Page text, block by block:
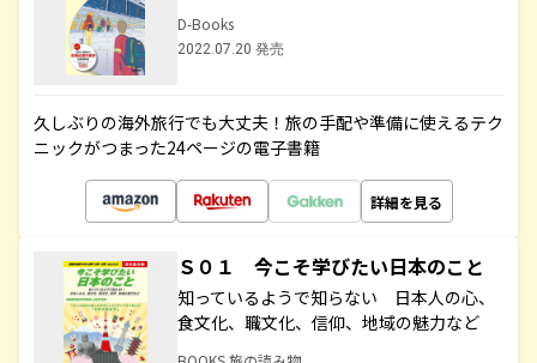
D-Books
2022.07.20 発売
久しぶりの海外旅行でも大丈夫！旅の手配や準備に使えるテク
ニックがつまった24ページの電子書籍
詳細を見る
Ｓ０１ 今こそ学びたい日本のこと
知っているようで知らない 日本人の心、
食文化、職文化、信仰、地域の魅力など